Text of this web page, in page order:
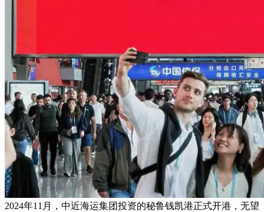
2024年11月，中近海运集团投资的秘鲁钱凯港正式开港，无望